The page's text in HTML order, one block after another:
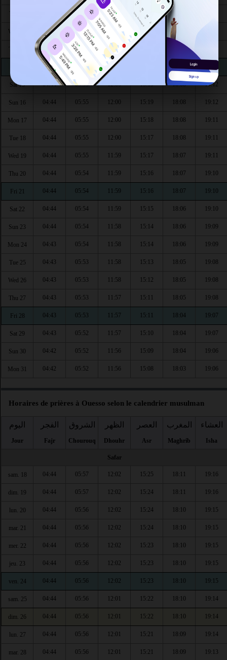
05:56 12:01 15:21 18:09
Wed 12 04:44 05:56 15:21 18:09
04:44 05:56 12:01
04:44 05:55 12:00
Sat 15 04:44 05:55 12:00 15:19 18:08 19:12
Sun 16 04:44 05:55 12:00 15:19 18:08 19:12
Mon 17 04:44 05:55 12:00 15:18 18:08 19:11
Tue 18 04:44 05:55 12:00 15:17 18:08 19:11
Wed 19 04:44 05:55 11:59 15:17 18:07 19:11
Thu 20 04:44 05:54 11:59 15:16 18:07 19:10
Fri 21 04:44 05:54 11:59 15:16 18:07 19:10
Sat 22 04:44 05:54 11:59 15:15 18:06 19:10
Sun 23 04:44 05:54 11:58 15:14 18:06 19:09
Mon 24 04:43 05:54 11:58 15:14 18:06 19:09
Tue 25 04:43 05:53 11:58 15:13 18:05 19:08
Wed 26 04:43 05:53 11:58 15:12 18:05 19:08
Thu 27 04:43 05:53 11:57 15:11 18:05 19:08
Fri 28 04:43 05:53 11:57 15:11 18:04 19:07
Sat 29 04:43 05:52 11:57 15:10 18:04 19:07
Sun 30 04:42 05:52 11:56 15:09 18:04 19:06
Mon 31 04:42 05:52 11:56 15:08 18:03 19:06
Horaires de prières à Ouesso selon le calendrier musulman
اليوم
Jour
الفجر
Fajr
الشروق
Chourouq
الظهر
Dhouhr
العصر
Asr
المغرب
Maghrib
العشاء
Isha
Safar
sam. 18 04:44 05:57 12:02 15:25 18:11 19:16
dim. 19 04:44 05:57 12:02 15:24 18:11 19:16
lun. 20 04:44 05:56 12:02 15:24 18:10 19:15
mar. 21 04:44 05:56 12:02 15:24 18:10 19:15
mer. 22 04:44 05:56 12:02 15:23 18:10 19:15
jeu. 23 04:44 05:56 12:02 15:23 18:10 19:15
ven. 24 04:44 05:56 12:02 15:23 18:10 19:15
sam. 25 04:44 05:56 12:01 15:22 18:10 19:14
dim. 26 04:44 05:56 12:01 15:22 18:10 19:14
lun. 27 04:44 05:56 12:01 15:21 18:09 19:14
mar. 28 04:44 05:56 12:01 15:21 18:09 19:13